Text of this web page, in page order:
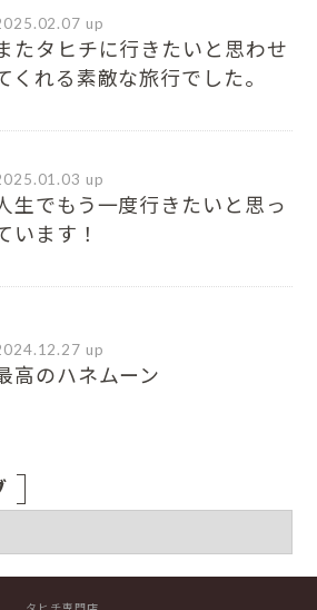
up
たタヒチに行きたいと思わせ
くれる素敵な旅行でした。
up
生でもう一度行きたいと思っ
います！
up
高のハネムーン